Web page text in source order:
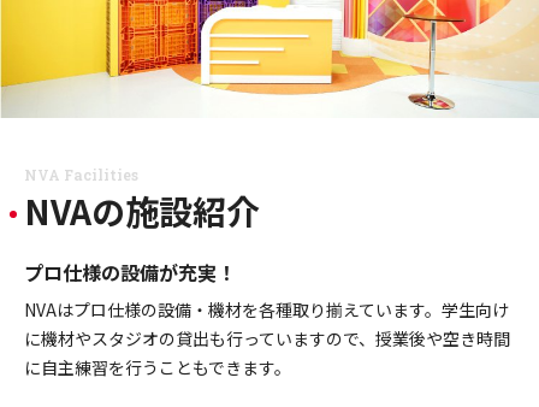
NVA Facilities
NVAの施設紹介
プロ仕様の設備が充実！
NVAはプロ仕様の設備・機材を各種取り揃えています。学生向け
に機材やスタジオの貸出も行っていますので、授業後や空き時間
に自主練習を行うこともできます。